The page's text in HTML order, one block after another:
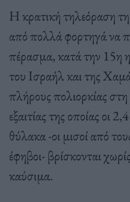
Η κρατική τηλεόραση
από πολλά φορτηγά να
πέρασμα, κατά την 15η
του Ισραήλ και της
πλήρους πολιορκίας
εξαιτίας της οποίας οι
θύλακα -οι μισοί από
έφηβοι- βρίσκονται
καύσιμα.